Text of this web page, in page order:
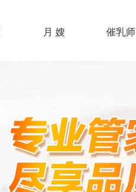
月 嫂 催乳师